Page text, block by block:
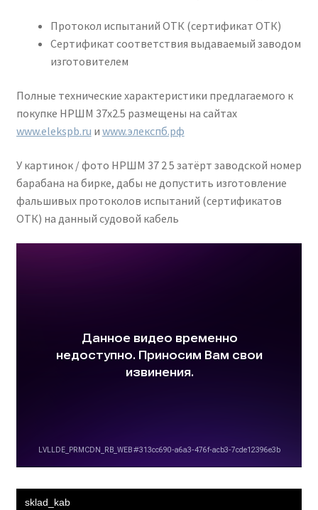
Протокол испытаний ОТК (сертификат ОТК)
Сертификат соответствия выдаваемый заводом
изготовителем
Полные технические характеристики предлагаемого к
покупке НРШМ 37х2.5 размещены на сайтах
www.elekspb.ru и www.элекспб.рф
У картинок / фото НРШМ 37 2 5 затёрт заводской номер
барабана на бирке, дабы не допустить изготовление
фальшивых протоколов испытаний (сертификатов
ОТК) на данный судовой кабель